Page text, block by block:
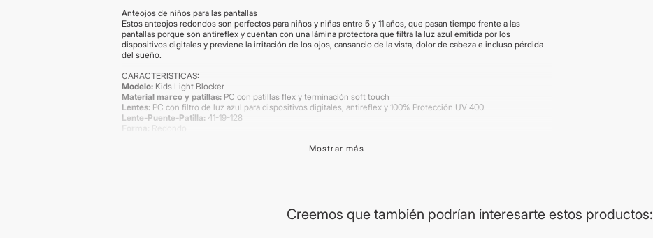
Anteojos de niños para las pantallas
Estos anteojos redondos son perfectos para niños y niñas entre 5 y 11 años, que pasan tiempo frente a las
pantallas porque son antireflex y cuentan con una lámina protectora que filtra la luz azul emitida por los
dispositivos digitales y previene la irritación de los ojos, cansancio de la vista, dolor de cabeza e incluso pérdida
del sueño.
CARACTERISTICAS:
Modelo: Kids Light Blocker
Material marco y patillas: PC con patillas flex y terminación soft touch
Lentes: PC con filtro de luz azul para dispositivos digitales, antireflex y 100% Protección UV 400.
Lente-Puente-Patilla: 41-19-128
Forma:
Redondo
Frecuentes' antes de realizar la compra. Las medidas son brindadas por el proveedor y son aproximadas. Las
imágenes publicadas son meramente ilustrativas. Los productos pueden renovar su packaging.
Mostrar más
Creemos que también podrían interesarte estos productos: